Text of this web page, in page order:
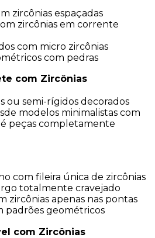
zircônias espaçadas
zircônias em corrente
com micro zircônias
com pedras
com Zircônias
ou semi-rígidos decorados
modelos minimalistas com
peças completamente
com fileira única de zircônias
totalmente cravejado
zircônias apenas nas pontas
padrões geométricos
com Zircônias